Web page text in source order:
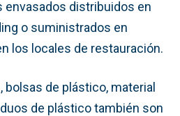
envasados distribuidos en
o suministrados en
los locales de restauración.
bolsas de plástico, material
de plástico también son